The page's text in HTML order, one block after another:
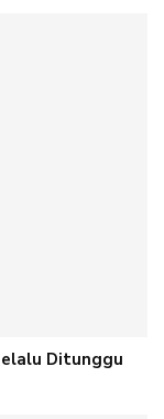
Ditunggu